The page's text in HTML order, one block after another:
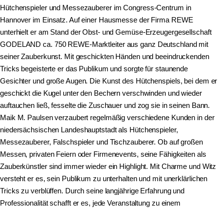
Hütchenspieler und Messezauberer im Congress-Centrum in
Hannover im Einsatz. Auf einer Hausmesse der Firma REWE
unterhielt er am Stand der Obst- und Gemüse-Erzeugergesellschaft
GODELAND ca. 750 REWE-Marktleiter aus ganz Deutschland mit
seiner Zauberkunst. Mit geschickten Händen und beeindruckenden
Tricks begeisterte er das Publikum und sorgte für staunende
Gesichter und große Augen. Die Kunst des Hütchenspiels, bei dem er
geschickt die Kugel unter den Bechern verschwinden und wieder
auftauchen ließ, fesselte die Zuschauer und zog sie in seinen Bann.
Maik M. Paulsen verzaubert regelmäßig verschiedene Kunden in der
niedersächsischen Landeshauptstadt als Hütchenspieler,
Messezauberer, Falschspieler und Tischzauberer. Ob auf großen
Messen, privaten Feiern oder Firmenevents, seine Fähigkeiten als
Zauberkünstler sind immer wieder ein Highlight. Mit Charme und Witz
versteht er es, sein Publikum zu unterhalten und mit unerklärlichen
Tricks zu verblüffen. Durch seine langjährige Erfahrung und
Professionalität schafft er es, jede Veranstaltung zu einem